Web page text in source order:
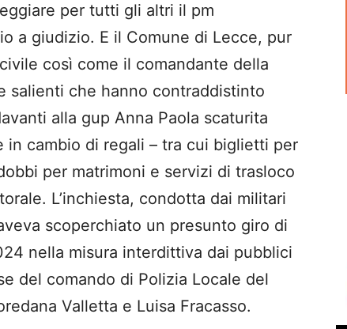
per tutti gli altri il pm
a giudizio. E il Comune di Lecce, pur
così come il comandante della
salienti che hanno contraddistinto
alla gup Anna Paola scaturita
in cambio di regali – tra cui biglietti per
per matrimoni e servizi di trasloco
L’inchiesta, condotta dai militari
scoperchiato un presunto giro di
nella misura interdittiva dai pubblici
del comando di Polizia Locale del
Valletta e Luisa Fracasso.